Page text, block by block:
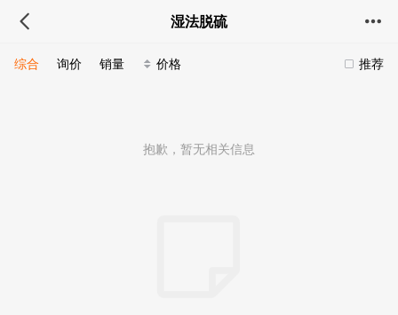
湿法脱硫
推荐
综合 询价 销量 价格
抱歉，暂无相关信息